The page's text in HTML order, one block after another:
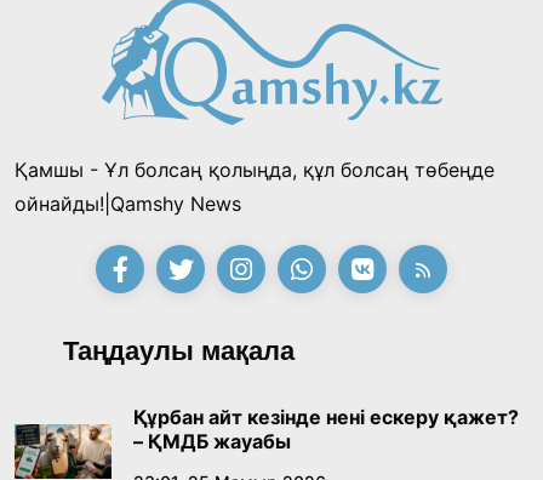
Қамшы - Ұл болсаң қолыңда, құл болсаң төбеңде
ойнайды!|Qamshy News
Таңдаулы мақала
Құрбан айт кезінде нені ескеру қажет?
– ҚМДБ жауабы